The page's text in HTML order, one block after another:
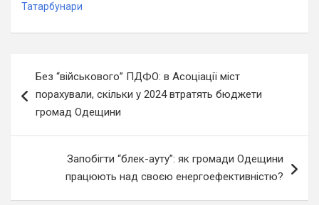
Татарбунари
записів
Без “військового” ПДФО: в Асоціації міст
порахували, скільки у 2024 втратять бюджети
громад Одещини
Запобігти “блек-ауту”: як громади Одещини
працюють над своєю енергоефективністю?